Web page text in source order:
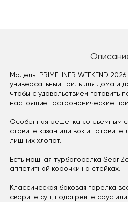
Модель PRIMELINER WEEKEND
универсальный гриль для дома и
чтобы с удовольствием готовить
настоящие гастрономические
Особенная решётка со съёмным
ставите казан или вок и
лишних хлопот.
Есть мощная турбогорелка Sear
аппетитной корочки на стейках.
Классическая боковая горелка
сварите суп, подогрейте соус